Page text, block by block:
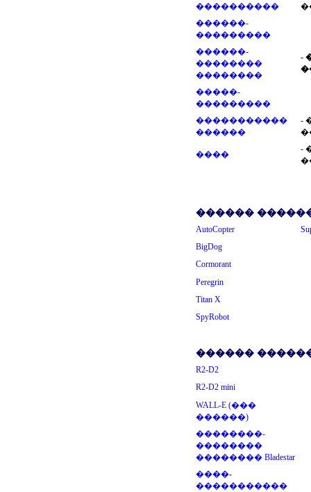
����������
������-
���������
������-
��������
��������
-
�����-
���������
�����������
������
-
����
-
������
AutoCopter
BigDog
Cormorant
Peregrin
Titan X
SpyRobot
������
R2-D2
R2-D2 mini
WALL-E (���
������)
��������-
��������
�������� Bladestar
����-
�����������